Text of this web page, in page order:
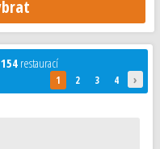
154restaurací
1 2 3 4 ›